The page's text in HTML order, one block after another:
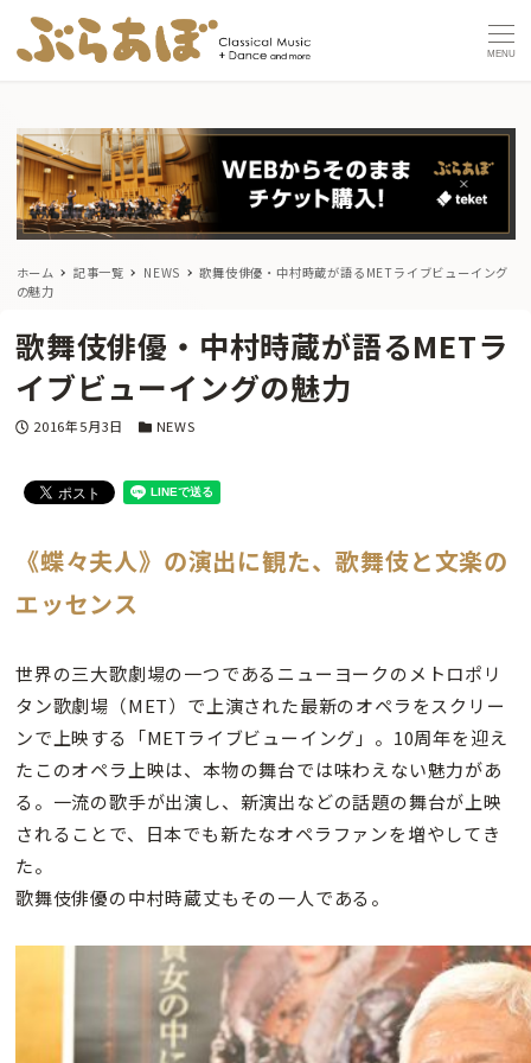
MENU
ホーム 記事一覧 NEWS
歌舞伎俳優・中村時蔵が語るMETライブビューイング
の魅力
歌舞伎俳優・中村時蔵が語るMETラ
イブビューイングの魅力
投稿日
2016年5月3日 カテゴリー
NEWS
《蝶々夫人》の演出に観た、歌舞伎と文楽の
エッセンス
世界の三大歌劇場の一つであるニューヨークのメトロポリ
タン歌劇場（MET）で上演された最新のオペラをスクリー
ンで上映する「METライブビューイング」。10周年を迎え
たこのオペラ上映は、本物の舞台では味わえない魅力があ
る。一流の歌手が出演し、新演出などの話題の舞台が上映
されることで、日本でも新たなオペラファンを増やしてき
た。
歌舞伎俳優の中村時蔵丈もその一人である。